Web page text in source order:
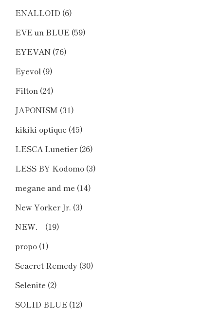
ENALLOID (6)
EVE un BLUE (59)
EYEVAN (76)
Eyevol (9)
Filton (24)
JAPONISM (31)
kikiki optique (45)
LESCA Lunetier(26)
LESS BY Kodomo (3)
megane and me (14)
New Yorker Jr. (3)
NEW．
(19)
propo (1)
Seacret Remedy (30)
Selenite (2)
SOLID BLUE (12)